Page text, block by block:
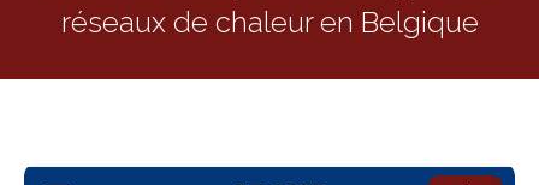
réseaux de chaleur en Belgique